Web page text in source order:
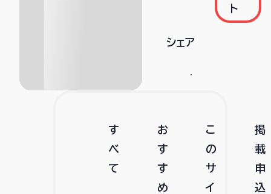
ト
シェア
す
べ
て
お
す
す
め
こ
の
サ
イ
掲
載
申
込